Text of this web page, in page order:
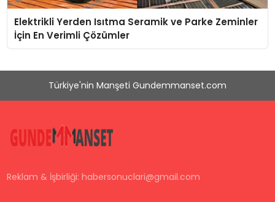
Elektrikli Yerden Isıtma Seramik ve Parke Zeminler
İçin En Verimli Çözümler
Türkiye'nin Manşeti Gundemmanset.com
Reklam & İşbirliği:habersonuclari@gmail.com